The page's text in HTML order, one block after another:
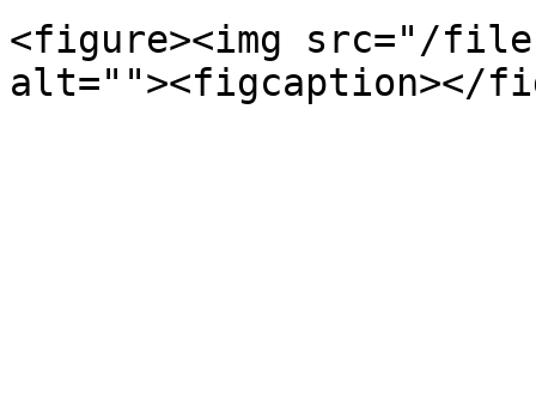
<figure><img src="/files/